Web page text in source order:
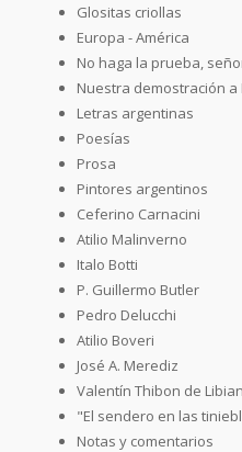
Glositas criollas
Europa - América
No haga la prueba,
Nuestra demostración a
Letras argentinas
Poesías
Prosa
Pintores argentinos
Ceferino Carnacini
Atilio Malinverno
Italo Botti
P. Guillermo Butler
Pedro Delucchi
Atilio Boveri
José A. Merediz
Valentín Thibon de Libian
"El sendero en las
Notas y comentarios